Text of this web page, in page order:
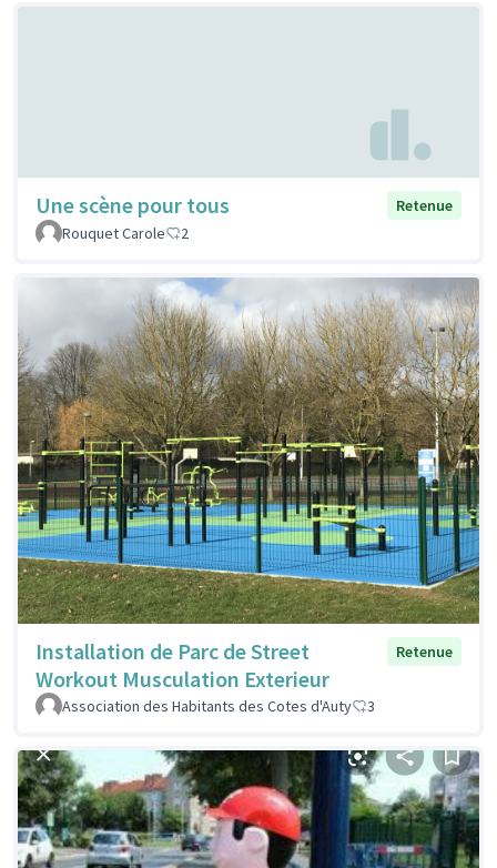
Une scène pour tous
Retenue
Rouquet Carole
2
Installation de Parc de Street
Workout Musculation Exterieur
Retenue
Association des Habitants des Cotes d'Auty 3